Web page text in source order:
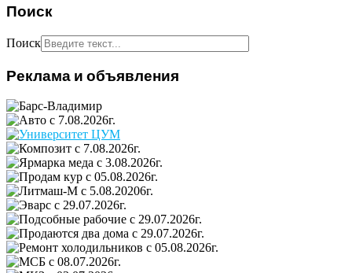
Поиск
Поиск
Реклама и объявления